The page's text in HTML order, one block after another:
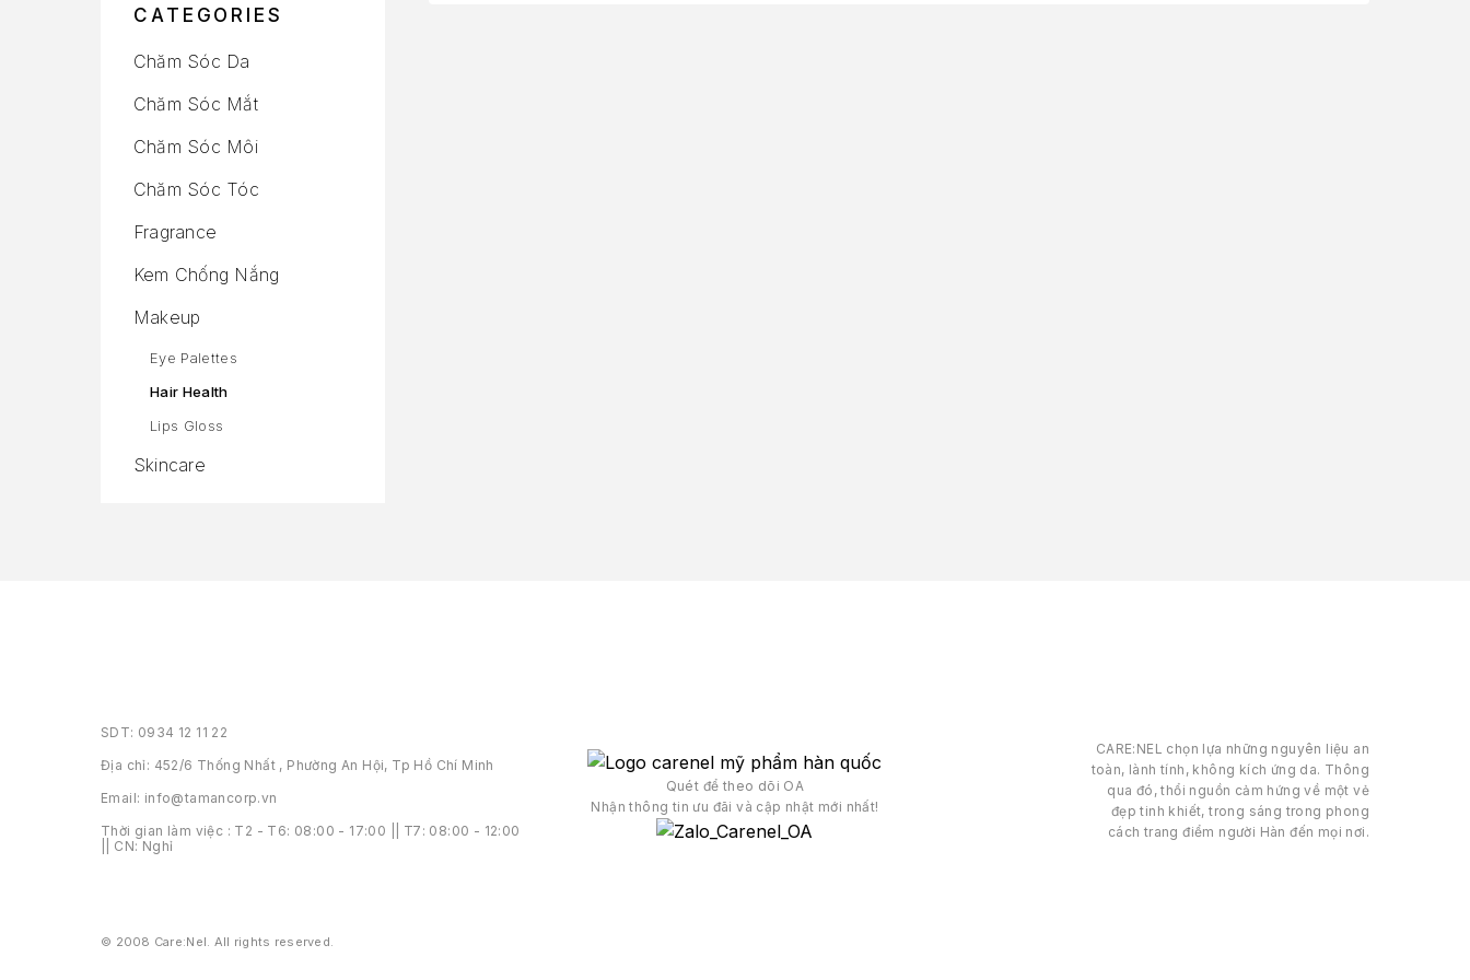
CATEGORIES
Chăm Sóc Da
Chăm Sóc Mắt
Chăm Sóc Môi
Chăm Sóc Tóc
Fragrance
Kem Chống Nắng
Makeup
Eye Palettes
Hair Health
Lips Gloss
Skincare
SDT: 0934 12 11 22
Địa chỉ: 452/6 Thống Nhất , Phường An Hội, Tp Hồ Chí Minh
Email: info@tamancorp.vn
Thời gian làm việc : T2 - T6: 08:00 - 17:00 || T7: 08:00 - 12:00
|| CN: Nghỉ
Quét để theo dõi OA
Nhận thông tin ưu đãi và cập nhật mới nhất!
CARE:NEL chọn lựa những nguyên liệu an
toàn, lành tính, không kích ứng da. Thông
qua đó, thổi nguồn cảm hứng về một vẻ
đẹp tinh khiết, trong sáng trong phong
cách trang điểm người Hàn đến mọi nơi.
© 2008 Care:Nel. All rights reserved.